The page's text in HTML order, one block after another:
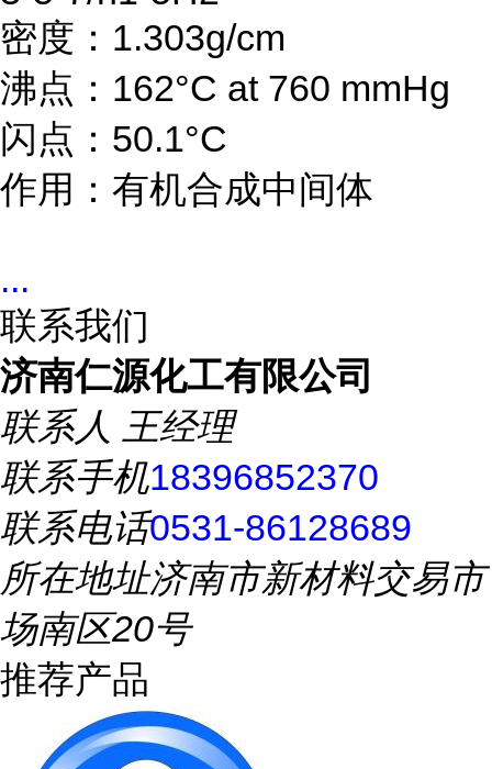
密度：1.303g/cm
沸点：162°C at 760 mmHg
闪点：50.1°C
作用：有机合成中间体
...
联系我们
济南仁源化工有限公司
联系人 王经理
联系手机18396852370
联系电话0531-86128689
所在地址济南市新材料交易市
场南区20号
推荐产品